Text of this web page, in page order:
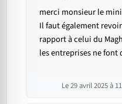
merci monsieur le
Il faut également
rapport à celui du
les entreprises ne
Le 29 avril 2025 à